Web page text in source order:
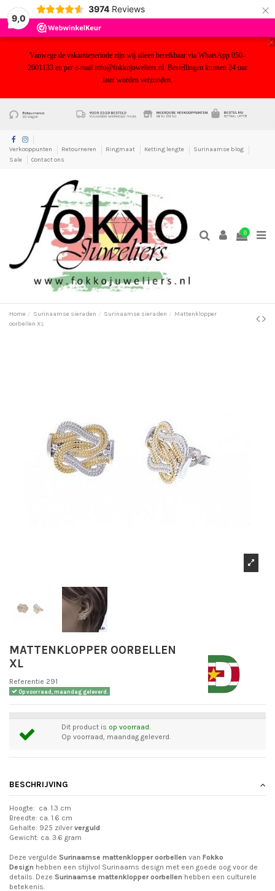
9,0
3974 Reviews ×
Vanwege de vakantieperiode zijn wij alleen bereikbaar via WhatsApp 050-
2601133 en per e-mail info@fokkojuweliers.nl. Bestellingen kunnen 24 uur
later worden verzonden.
x
Verkooppunten Retourneren Ringmaat Ketting lengte
Surinaamse blog
Sale
Contact ons
0
Home Surinaamse sieraden Surinaamse sieraden
Mattenklopper
oorbellen XL
MATTENKLOPPER OORBELLEN
XL
Referentie 291
Op voorraad, maandag geleverd.
Dit product is op voorraad.
Op voorraad, maandag geleverd.
BESCHRIJVING
Hoogte: ca. 1.3 cm
Breedte: ca. 1.6 cm
Gehalte: 925 zilver verguld
Gewicht: ca. 3.6 gram
Deze vergulde Surinaamse mattenklopper oorbellen van Fokko
Design hebben een stijlvol Surinaams design met een goede oog voor de
details. Deze Surinaamse mattenklopper oorbellen hebben een culturele
betekenis.